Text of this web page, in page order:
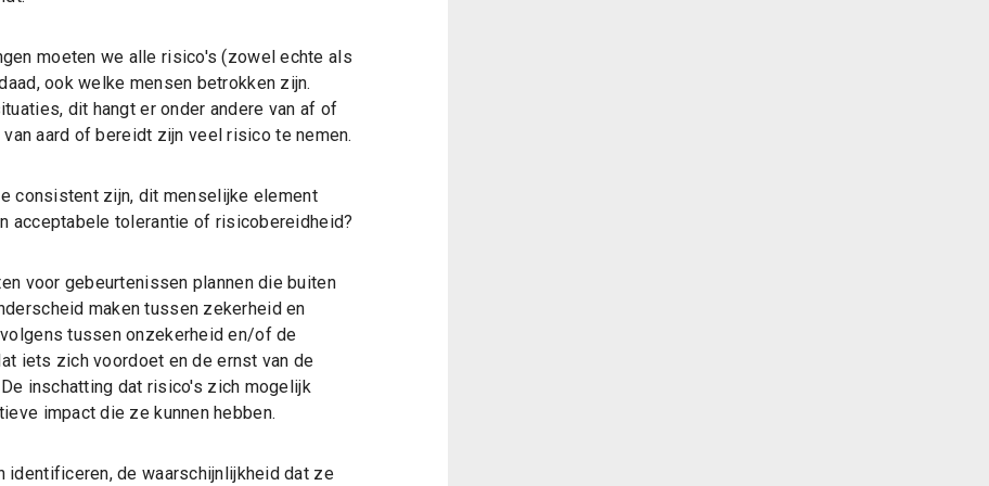
moeten we alle risico's (zowel echte als
ook welke mensen betrokken zijn.
dit hangt er onder andere van af of
aard of bereidt zijn veel risico te nemen.
consistent zijn, dit menselijke element
acceptabele tolerantie of risicobereidheid?
voor gebeurtenissen plannen die buiten
maken tussen zekerheid en
tussen onzekerheid en/of de
iets zich voordoet en de ernst van de
inschatting dat risico's zich mogelijk
impact die ze kunnen hebben.
identificeren, de waarschijnlijkheid dat ze